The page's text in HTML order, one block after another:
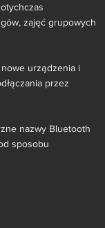
zajęć grupowych
urządzenia i
przez
nazwy Bluetooth
sposobu